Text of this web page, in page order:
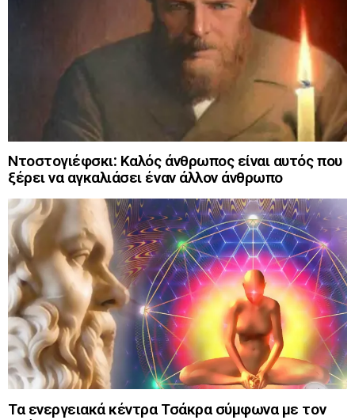
Ντοστογιέφσκι: Καλός άνθρωπος είναι αυτός που
ξέρει να αγκαλιάσει έναν άλλον άνθρωπο
Τα ενεργειακά κέντρα Τσάκρα σύμφωνα με τον